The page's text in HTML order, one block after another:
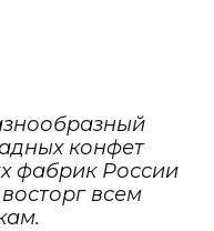
конфет
фабрик России
всем